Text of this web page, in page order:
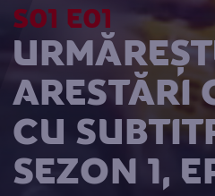
S01 E01
ARESTĂRI
CU
SEZON 1,